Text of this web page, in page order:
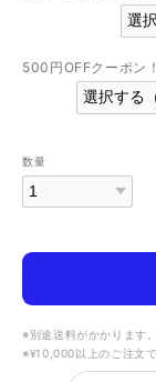
500円OFFクーポン
数量
※別途送料がかかります。
※¥10,000以上のご注文